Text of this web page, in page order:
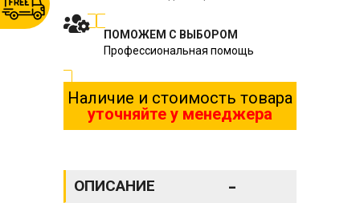
ПОМОЖЕМ С ВЫБОРОМ
Профессиональная помощь
Наличие и стоимость товара
уточняйте у менеджера
ОПИСАНИЕ -